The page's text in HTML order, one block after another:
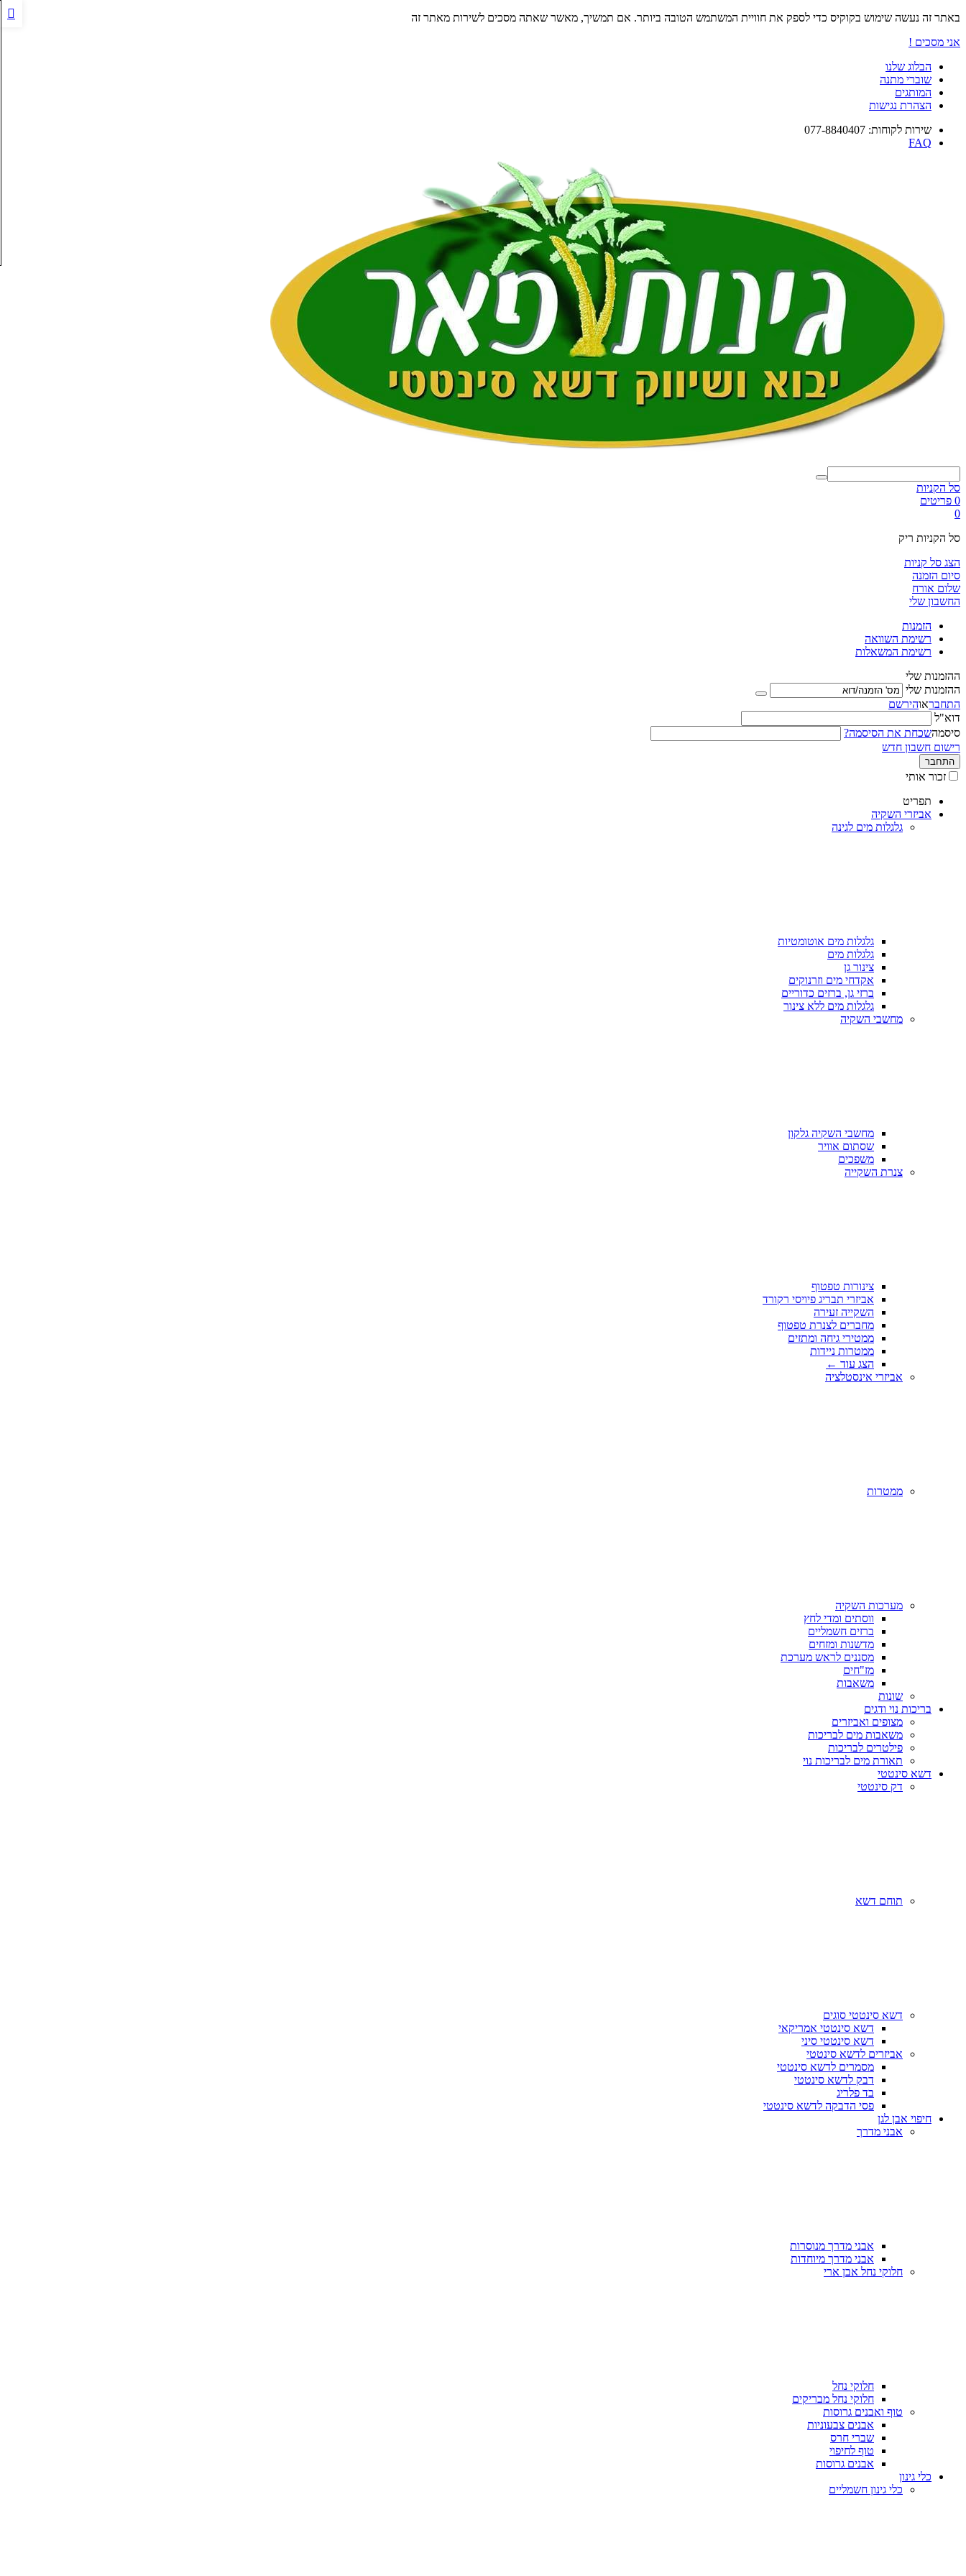
באתר זה נעשה שימוש בקוקיס כדי לספק את חוויית המשתמש הטובה ביותר. אם תמשיך, מאשר שאתה מסכים לשירות מאתר זה
אני מסכים !
הבלוג שלנו
שוברי מתנה
המותגים
הצהרת נגישות
שירות לקוחות: 077-8840407
FAQ
סל הקניות
0 פריטים
0
סל הקניות ריק
הצג סל קניות
סיום הזמנה
שלום אורח
החשבון שלי
הזמנות
רשימת השוואה
רשימת המשאלות
ההזמנות שלי
ההזמנות שלי
התחבראוהירשם
דוא"ל
סיסמהשכחת את הסיסמה?
רישום חשבון חדש
התחבר
זכור אותי
תפריט
אביזרי השקיה
גלגלות מים לגינה
גלגלות מים אוטומטיות
גלגלות מים
צינור גן
אקדחי מים וזרנוקים
ברזי גן, ברזים כדוריים
גלגלות מים ללא צינור
מחשבי השקיה
מחשבי השקיה גלקון
שסתום אוויר
משפכים
צנרת השקייה
צינורות טפטוף
אביזרי תבריג פיויסי רקורד
השקייה זעירה
מחברים לצנרת טפטוף
ממטירי גיחה ומתזים
ממטרות ניידות
הצג עוד ←
אביזרי אינסטלציה
ממטרות
מערכות השקיה
ווסתים ומדי לחץ
ברזים חשמליים
מדשנות ומזחים
מסננים לראש מערכת
מז"חים
משאבות
שונות
בריכות נוי ודגים
מצופים ואביזרים
משאבות מים לבריכות
פילטרים לבריכות
תאורת מים לבריכות נוי
דשא סינטטי
דק סינטטי
תוחם דשא
דשא סינטטי סוגים
דשא סינטטי אמריקאי
דשא סינטטי סיני
אביזרים לדשא סינטטי
מסמרים לדשא סינטטי
דבק לדשא סינטטי
בד פלריג
פסי הדבקה לדשא סינטטי
חיפוי אבן לגן
אבני מדרך
אבני מדרך מנוסרות
אבני מדרך מיוחדות
חלוקי נחל אבן ארי
חלוקי נחל
חלוקי נחל מבריקים
טוף ואבנים גרוסות
אבנים צבעוניות
שברי חרס
טוף לחיפוי
אבנים גרוסות
כלי גינון
כלי גינון חשמליים